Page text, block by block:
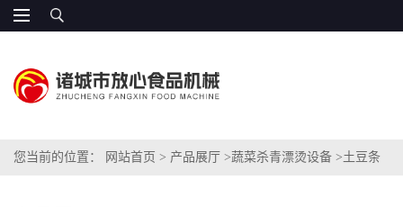
您当前的位置： 网站首页 > 产品展厅 >蔬菜杀青漂烫设备 >土豆条